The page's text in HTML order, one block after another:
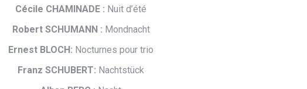
Cécile CHAMINADE : Nuit d’été
Robert SCHUMANN : Mondnacht
Ernest BLOCH: Nocturnes pour trio
Franz SCHUBERT: Nachtstück